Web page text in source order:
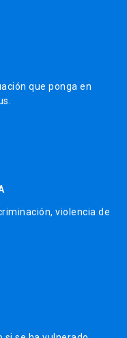
que ponga en
violencia de